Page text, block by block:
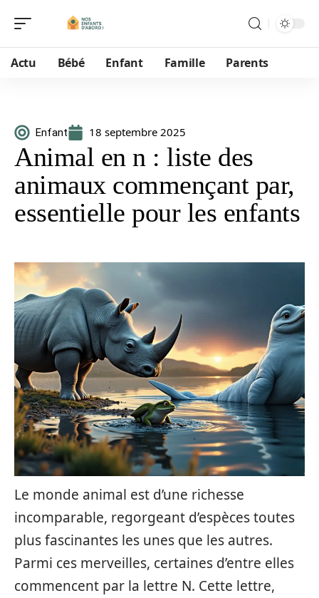
Actu Bébé Enfant Famille Parents
Enfant 18 septembre 2025
Animal en n : liste des
animaux commençant par,
essentielle pour les enfants
Le monde animal est d’une richesse
incomparable, regorgeant d’espèces toutes
plus fascinantes les unes que les autres.
Parmi ces merveilles, certaines d’entre elles
commencent par la lettre N. Cette lettre,